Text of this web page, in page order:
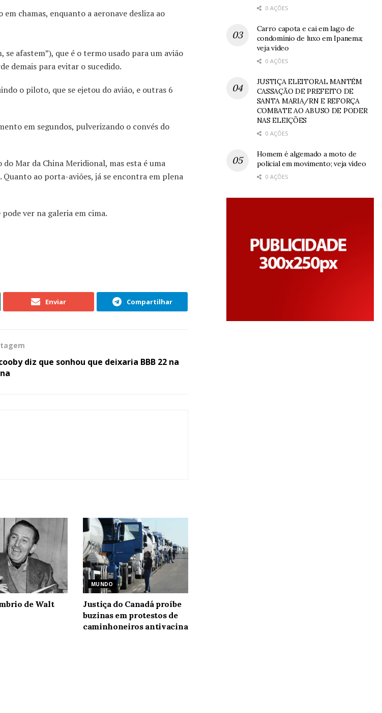
chamas, enquanto a aeronave desliza ao
afastem”), que é o termo usado para um avião
demais para evitar o sucedido.
o piloto, que se ejetou do avião, e outras 6
em segundos, pulverizando o convés do
Mar da China Meridional, mas esta é uma
Quanto ao porta-aviões, já se encontra em plena
ver na galeria em cima.
Enviar Compartilhar
diz que sonhou que deixaria BBB 22 na
de Walt
MUNDO
Justiça do Canadá proíbe
buzinas em protestos de
caminhoneiros antivacina
0 AÇÕES
Carro capota e cai em lago de
condomínio de luxo em Ipanema;
veja vídeo
0 AÇÕES
JUSTIÇA ELEITORAL MANTÉM
CASSAÇÃO DE PREFEITO DE
SANTA MARIA/RN E REFORÇA
COMBATE AO ABUSO DE PODER
NAS ELEIÇÕES
0 AÇÕES
Homem é algemado a moto de
policial em movimento; veja vídeo
0 AÇÕES